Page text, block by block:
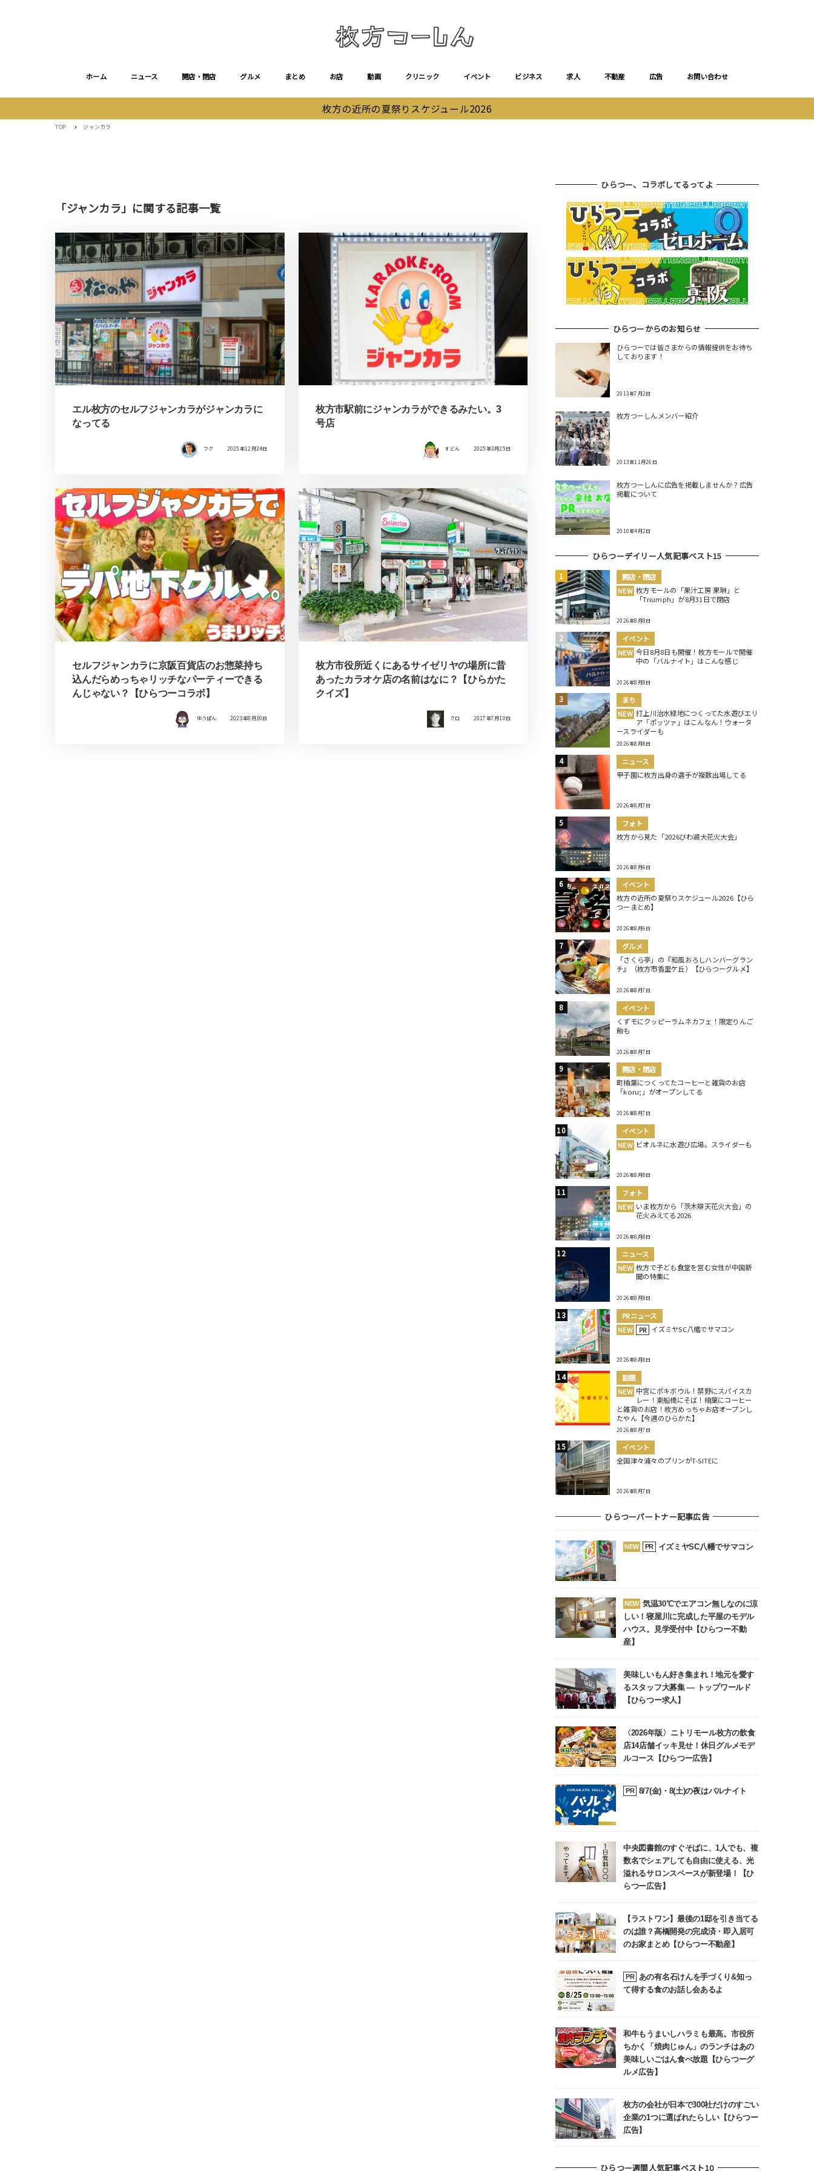
ホーム ニュース 開店・閉店 グルメ まとめ お店 動画 クリニック イベント ビジネス 求人 不動産 広告 お問い合わせ
枚方の近所の夏祭りスケジュール2026
TOP ジャンカラ
「ジャンカラ」に関する記事一覧
エル枚方のセルフジャンカラがジャンカラに
なってる
フク 2025年12月24日
枚方市駅前にジャンカラができるみたい。3
号店
すどん 2025年3月25日
セルフジャンカラに京阪百貨店のお惣菜持ち
込んだらめっちゃリッチなパーティーできる
んじゃない？【ひらつーコラボ】
ゆうぽん 2023年8月30日
枚方市役所近くにあるサイゼリヤの場所に昔
あったカラオケ店の名前はなに？【ひらかた
クイズ】
クロ 2017年7月10日
ひらつー、コラボしてるってよ
ひらつーからのお知らせ
ひらつーでは皆さまからの情報提供をお待ち
しております！
2013年7月2日
枚方つーしんメンバー紹介
2013年11月26日
枚方つーしんに広告を掲載しませんか？広告
掲載について
2010年4月2日
ひらつーデイリー人気記事ベスト15
開店・閉店
NEW 枚方モールの「果汁工房 果琳」と
「Triumph」が8月31日で閉店
2026年8月8日
イベント
NEW 今日8月8日も開催！枚方モールで開催
中の「バルナイト」はこんな感じ
2026年8月8日
まち
NEW 打上川治水緑地につくってた水遊びエリ
ア「ポッツァ」はこんなん！ウォータ
ースライダーも
2026年8月8日
ニュース
甲子園に枚方出身の選手が複数出場してる
2026年8月7日
フォト
枚方から見た「2026びわ湖大花火大会」
2026年8月6日
イベント
枚方の近所の夏祭りスケジュール2026【ひら
つーまとめ】
2026年8月6日
グルメ
「さくら亭」の『和風おろしハンバーグラン
チ』（枚方市香里ケ丘）【ひらつーグルメ】
2026年8月7日
イベント
くずモにクッピーラムネカフェ！限定りんご
飴も
2026年8月7日
開店・閉店
町楠葉につくってたコーヒーと雑貨のお店
「koru;」がオープンしてる
2026年8月7日
イベント
NEW ビオルネに水遊び広場。スライダーも
2026年8月8日
フォト
NEW いま枚方から「茨木辯天花火大会」の
花火みえてる2026
2026年8月8日
ニュース
NEW 枚方で子ども食堂を営む女性が中国新
聞の特集に
2026年8月8日
PRニュース
NEW
PR イズミヤSC八幡でサマコン
2026年8月8日
話題
NEW 中宮にポキボウル！禁野にスパイスカ
レー！東船橋にそば！楠葉にコーヒー
と雑貨のお店！枚方めっちゃお店オープンし
たやん【今週のひらかた】
2026年8月7日
イベント
全国津々浦々のプリンがT-SITEに
2026年8月7日
ひらつーパートナー記事広告
NEW PR イズミヤSC八幡でサマコン
NEW 気温30℃でエアコン無しなのに涼
しい！寝屋川に完成した平屋のモデル
ハウス。見学受付中【ひらつー不動
産】
美味しいもん好き集まれ！地元を愛す
るスタッフ大募集 ― トップワールド
【ひらつー求人】
〈2026年版〉ニトリモール枚方の飲食
店14店舗イッキ見せ！休日グルメモデ
ルコース【ひらつー広告】
PR 8/7(金)・8(土)の夜はバルナイト
中央図書館のすぐそばに、1人でも、複
数名でシェアしても自由に使える、光
溢れるサロンスペースが新登場！【ひ
らつー広告】
【ラストワン】最後の1邸を引き当てる
のは誰？高橋開発の完成済・即入居可
のお家まとめ【ひらつー不動産】
PR
あの有名石けんを手づくり&知っ
て得する食のお話し会あるよ
和牛もうまいしハラミも最高。市役所
ちかく「焼肉じゅん」のランチはあの
美味しいごはん食べ放題【ひらつーグ
ルメ広告】
枚方の会社が日本で300社だけのすごい
企業の1つに選ばれたらしい【ひらつー
広告】
ひらつー週間人気記事ベスト10